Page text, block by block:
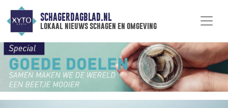
SCHAGERDAGBLAD.NL
lokaal nieuws schagen en omgeving